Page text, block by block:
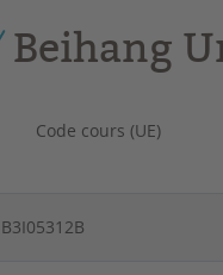
Beihang
Code cours (UE)
B3I05312B